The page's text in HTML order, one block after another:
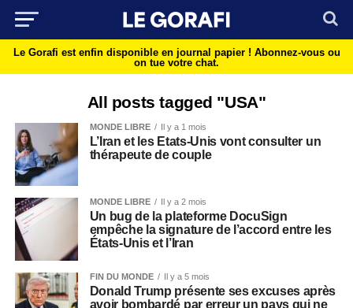
Le Gorafi est enfin disponible en journal papier ! Abonnez-vous ou
on tue votre chat.
All posts tagged "USA"
MONDE LIBRE Il y a 1 mois
L’Iran et les Etats-Unis vont consulter un
thérapeute de couple
MONDE LIBRE Il y a 2 mois
Un bug de la plateforme DocuSign
empêche la signature de l’accord entre les
États-Unis et l’Iran
FIN DU MONDE Il y a 5 mois
Donald Trump présente ses excuses après
avoir bombardé par erreur un pays qui ne